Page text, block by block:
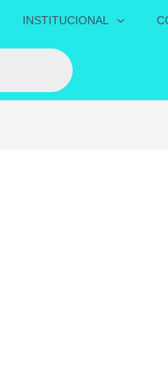
INSTITUCIONAL